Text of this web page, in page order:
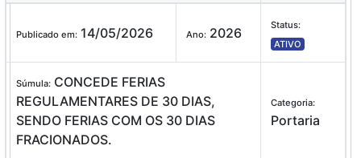
Publicado em: 14/05/2026 Ano: 2026
Status:
ATIVO
Súmula: CONCEDE FERIAS
REGULAMENTARES DE 30 DIAS,
SENDO FERIAS COM OS 30 DIAS
FRACIONADOS.
Categoria:
Portaria